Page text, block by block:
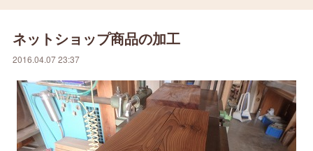
ネットショップ商品の加工
2016.04.07 23:37